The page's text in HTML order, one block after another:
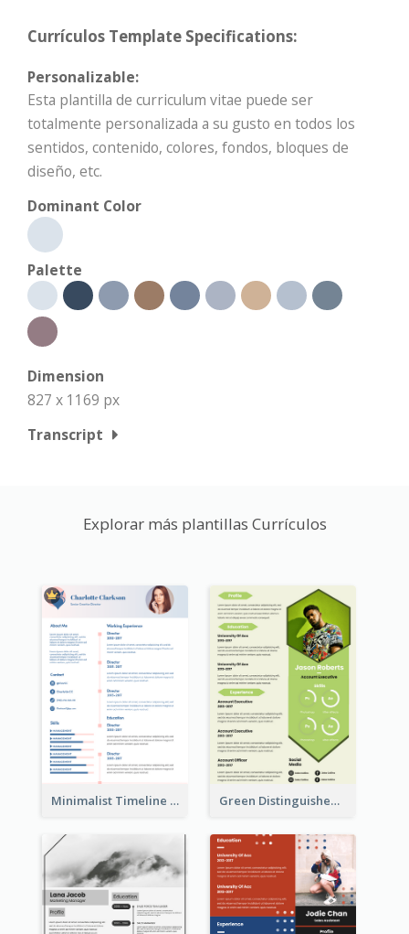
Currículos Template Specifications:
Personalizable:
Esta plantilla de curriculum vitae puede ser
totalmente personalizada a su gusto en todos los
sentidos, contenido, colores, fondos, bloques de
diseño, etc.
Dominant Color
Palette
Dimension
827 x 1169 px
Transcript
Explorar más plantillas Currículos
Minimalist Timeline Medical Student Resume Green Distinguished Resume